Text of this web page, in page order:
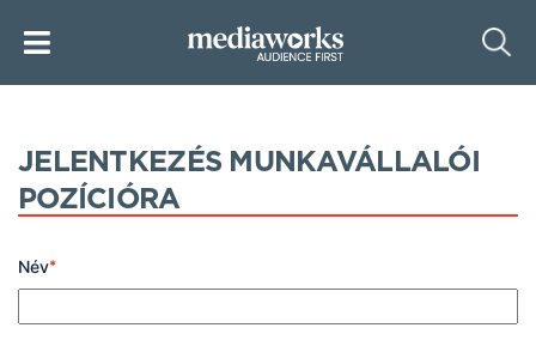
JELENTKEZÉS MUNKAVÁLLALÓI
POZÍCIÓRA
Név*